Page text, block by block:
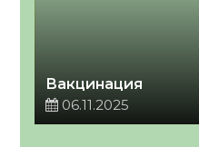
Вакцинация
06.11.2025